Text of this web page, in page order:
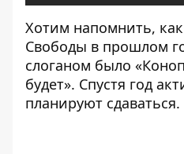
Хотим напомнить,
Свободы в прошлом
слоганом было
будет». Спустя год
планируют сдаваться.